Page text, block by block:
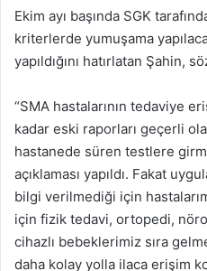
Ekim ayı başında SGK
kriterlerde yumuşama
yapıldığını hatırlatan Şahin,
“SMA hastalarının tedaviye
kadar eski raporları geçerli
hastanede süren testlere
açıklaması yapıldı. Fakat
bilgi verilmediği için
için fizik tedavi, ortopedi,
cihazlı bebeklerimiz sıra
daha kolay yolla ilaca erişim